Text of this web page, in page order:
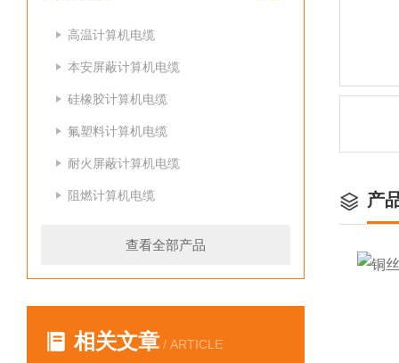
高温计算机电缆
本安屏蔽计算机电缆
硅橡胶计算机电缆
氟塑料计算机电缆
耐火屏蔽计算机电缆
阻燃计算机电缆
查看全部产品
相关文章 / ARTICLE
产